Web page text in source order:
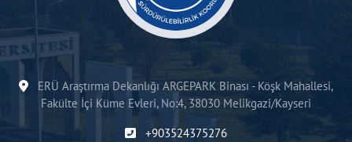
ERÜ Araştırma Dekanlığı ARGEPARK Binası - Köşk Mahallesi,
Fakülte İçi Küme Evleri, No:4, 38030 Melikgazi/Kayseri
+903524375276